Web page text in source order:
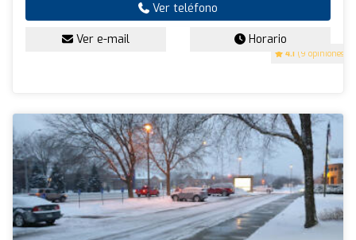
4.1 (9 opiniones)
Ver teléfono
Ver e-mail Horario